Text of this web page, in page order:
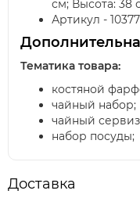
см; Высота: 38
Артикул -
Тематика товара:
костяной
чайный набор;
чайный
набор посуды;
Доставка